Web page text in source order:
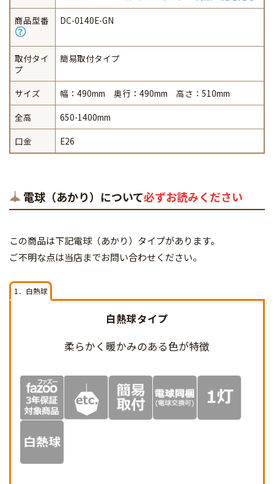
商品型番
DC-0140E-GN
取付タイ
プ
簡易取付タイプ
サイズ
幅：490mm 奥行：490mm 高さ：510mm
全高
650-1400mm
口金
E26
電球（あかり）について必ずお読みください
この商品は下記電球（あかり）タイプがあります。
ご不明な点は当店までお問い合わせください。
1．白熱球
白熱球タイプ
柔らかく暖かみのある色が特徴